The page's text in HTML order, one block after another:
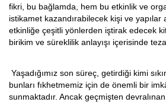
fikri, bu bağlamda, hem bu etkinlik ve
istikamet kazandırabilecek kişi ve yapılar
etkinliğe çeşitli yönlerden iştirak edecek
birikim ve süreklilik anlayışı içerisinde
Yaşadığımız son süreç, getirdiği kimi
bunları fıkhetmemiz için de önemli bir
sunmaktadır. Ancak geçmişten